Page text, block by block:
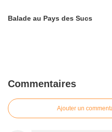
Balade au Pays des Sucs
Commentaires
Ajouter un